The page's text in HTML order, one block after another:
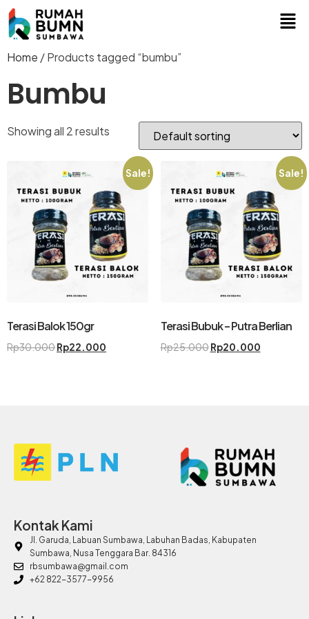
Home / Products tagged “bumbu”
Bumbu
Showing all 2 results
Sale!
Terasi Balok 150gr
Rp30.000Rp22.000
Sale!
Terasi Bubuk – Putra Berlian
Rp25.000 Rp20.000
Kontak Kami
Jl. Garuda, Labuan Sumbawa, Labuhan Badas, Kabupaten
Sumbawa, Nusa Tenggara Bar. 84316
rbsumbawa@gmail.com
+62 822-3577-9956